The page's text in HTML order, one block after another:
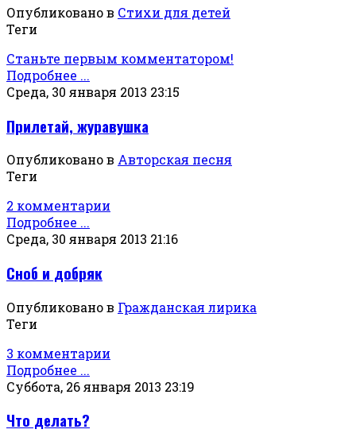
Опубликовано в Стихи для детей
Теги
Станьте первым комментатором!
Подробнее ...
Среда, 30 января 2013 23:15
Прилетай, журавушка
Опубликовано в Авторская песня
Теги
2 комментарии
Подробнее ...
Среда, 30 января 2013 21:16
Сноб и добряк
Опубликовано в Гражданская лирика
Теги
3 комментарии
Подробнее ...
Суббота, 26 января 2013 23:19
Что делать?